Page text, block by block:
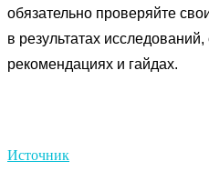
обязательно проверяйте
в результатах
рекомендациях и гайдах.
Источник